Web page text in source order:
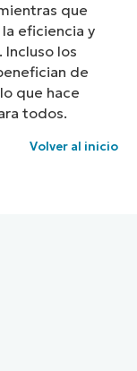
que
eficiencia y
los
de
que hace
todos.
Volver al inicio